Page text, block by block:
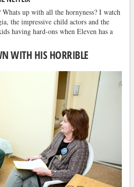
Whats up with all the hornyness? I watch
the impressive child actors and the
having hard-ons when Eleven has a
WITH HIS HORRIBLE